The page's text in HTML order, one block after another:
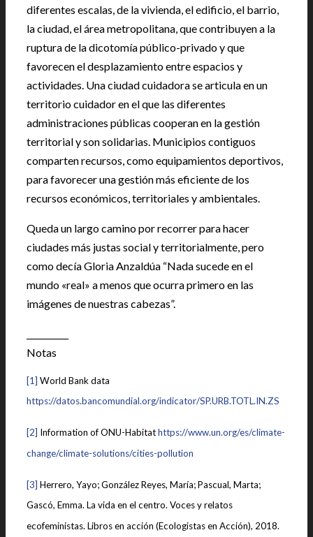
diferentes escalas, de la vivienda, el edificio, el barrio,
la ciudad, el área metropolitana, que contribuyen a la
ruptura de la dicotomía público-privado y que
favorecen el desplazamiento entre espacios y
actividades. Una ciudad cuidadora se articula en un
territorio cuidador en el que las diferentes
administraciones públicas cooperan en la gestión
territorial y son solidarias. Municipios contiguos
comparten recursos, como equipamientos deportivos,
para favorecer una gestión más eficiente de los
recursos económicos, territoriales y ambientales.
Queda un largo camino por recorrer para hacer
ciudades más justas social y territorialmente, pero
como decía Gloria Anzaldúa “Nada sucede en el
mundo «real» a menos que ocurra primero en las
imágenes de nuestras cabezas”.
Notas
[1] World Bank data
https://datos.bancomundial.org/indicator/SP.URB.TOTL.IN.ZS
[2] Information of ONU-Habitathttps://www.un.org/es/climate-
change/climate-solutions/cities-pollution
[3] Herrero, Yayo; González Reyes, María; Pascual, Marta;
Gascó, Emma. La vida en el centro. Voces y relatos
ecofeministas. Libros en acción (Ecologistas en Acción), 2018.